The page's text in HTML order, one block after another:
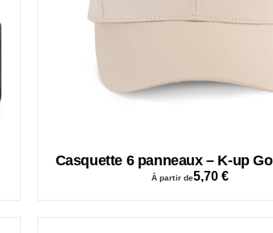
Casquette 6 panneaux – K-up
À partir de5,70€